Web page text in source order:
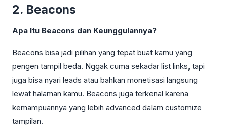
2. Beacons
Apa Itu Beacons dan Keunggulannya?
Beacons bisa jadi pilihan yang tepat buat kamu yang
pengen tampil beda. Nggak cuma sekadar list links, tapi
juga bisa nyari leads atau bahkan monetisasi langsung
lewat halaman kamu. Beacons juga terkenal karena
kemampuannya yang lebih advanced dalam customize
tampilan.